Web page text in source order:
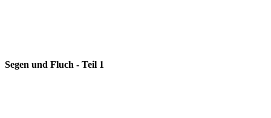
Segen und Fluch - Teil 1